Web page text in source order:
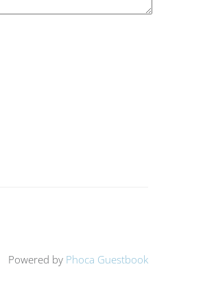
Powered by Phoca Guestbook